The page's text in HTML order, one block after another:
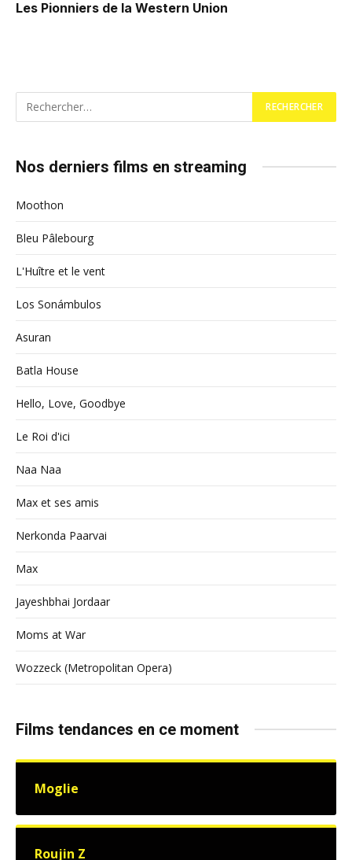
Les Pionniers de la Western Union
Nos derniers films en streaming
Moothon
Bleu Pâlebourg
L'Huître et le vent
Los Sonámbulos
Asuran
Batla House
Hello, Love, Goodbye
Le Roi d'ici
Naa Naa
Max et ses amis
Nerkonda Paarvai
Max
Jayeshbhai Jordaar
Moms at War
Wozzeck (Metropolitan Opera)
Films tendances en ce moment
Moglie
Roujin Z